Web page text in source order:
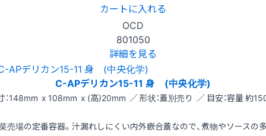
カートに入れる
OCD
801050
詳細を見る
C-APデリカン15-11 身 (中央化学)
：148mm x 108mm x (高)20mm ／ 形状：蓋別売り ／ 目安：容量 約
売場の定番容器。汁漏れしにくい内外嵌合蓋なので、煮物やソースの